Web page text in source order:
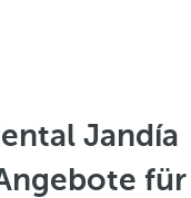
Jandía
für